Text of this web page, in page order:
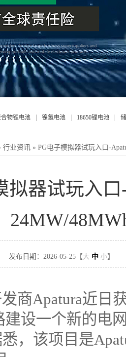
家标准的制定
物锂电池 镍氢电池 18650锂电池
行业资讯 » PG电子模拟器试玩入口-
拟器试玩入
24MW/
发布日期：2026-05-25【大 中 小】
商Apatura近日
建设一个新的电
悉，该项目是